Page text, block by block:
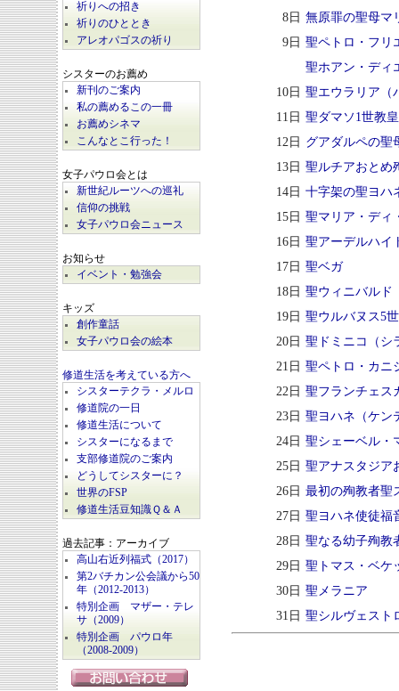
祈りへの招き
祈りのひととき
アレオパゴスの祈り
シスターのお薦め
新刊のご案内
私の薦めるこの一冊
お薦めシネマ
こんなとこ行った！
女子パウロ会とは
新世紀ルーツへの巡礼
信仰の挑戦
女子パウロ会ニュース
お知らせ
イベント・勉強会
キッズ
創作童話
女子パウロ会の絵本
修道生活を考えている方へ
シスターテクラ・メルロ
修道院の一日
修道生活について
シスターになるまで
支部修道院のご案内
どうしてシスターに？
世界のFSP
修道生活豆知識Ｑ＆Ａ
過去記事：アーカイブ
高山右近列福式（2017）
第2バチカン公会議から50
年（2012-2013）
特別企画 マザー・テレ
サ（2009）
特別企画 パウロ年
（2008-2009）
8日 無原罪の聖母マ
9日 聖ペトロ・フリ
聖ホアン・ディ
10日 聖エウラリア（
11日 聖ダマソ1世教皇
12日 グアダルペの聖
13日 聖ルチアおとめ
14日 十字架の聖ヨハ
15日 聖マリア・ディ
16日 聖アーデルハイ
17日 聖ベガ
18日 聖ウィニバルド
19日 聖ウルバヌス5
20日 聖ドミニコ（シ
21日 聖ペトロ・カニ
22日 聖フランチェス
23日 聖ヨハネ（ケン
24日 聖シェーベル・
25日 聖アナスタジア
26日 最初の殉教者聖
27日 聖ヨハネ使徒福
28日 聖なる幼子殉教
29日 聖トマス・ベケ
30日 聖メラニア
31日 聖シルヴェスト